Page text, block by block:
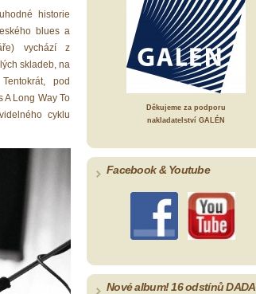
historie
blues a
vychází z
skladeb, na
pod
A Long Way To
cyklu
Děkujeme za podporu
nakladatelství GALÉN
Facebook & Youtube
Nové album! 16 odstínů DADA